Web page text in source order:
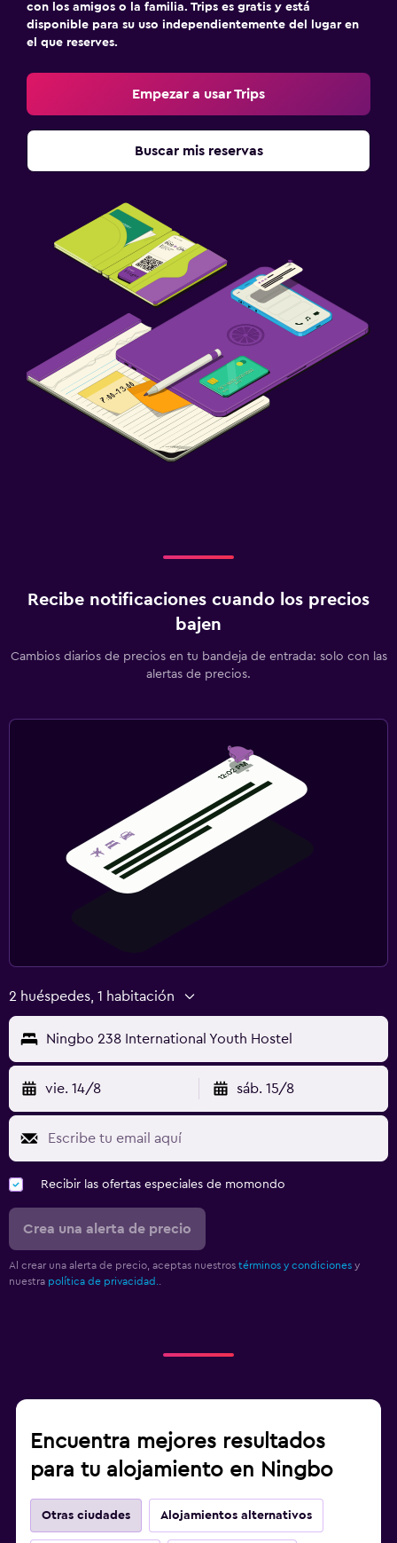
con los amigos o la familia. Trips es gratis y está
disponible para su uso independientemente del lugar en
el que reserves.
Empezar a usar Trips
Buscar mis reservas
Recibe notificaciones cuando los precios
bajen
Cambios diarios de precios en tu bandeja de entrada: solo con las
alertas de precios.
2 huéspedes, 1 habitación
Ningbo 238 International Youth Hostel
vie. 14/8 sáb. 15/8
Recibir las ofertas especiales de momondo
Crea una alerta de precio
Al crear una alerta de precio, aceptas nuestros términos y condiciones y
nuestra política de privacidad.
Encuentra mejores resultados
para tu alojamiento en Ningbo
Otras ciudades Alojamientos alternativos